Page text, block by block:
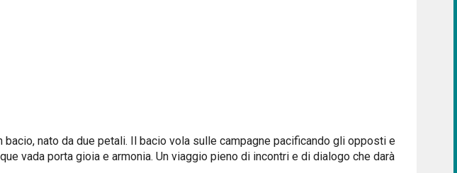
nato da due petali. Il bacio vola sulle campagne pacificando gli opposti e
vada porta gioia e armonia. Un viaggio pieno di incontri e di dialogo che darà